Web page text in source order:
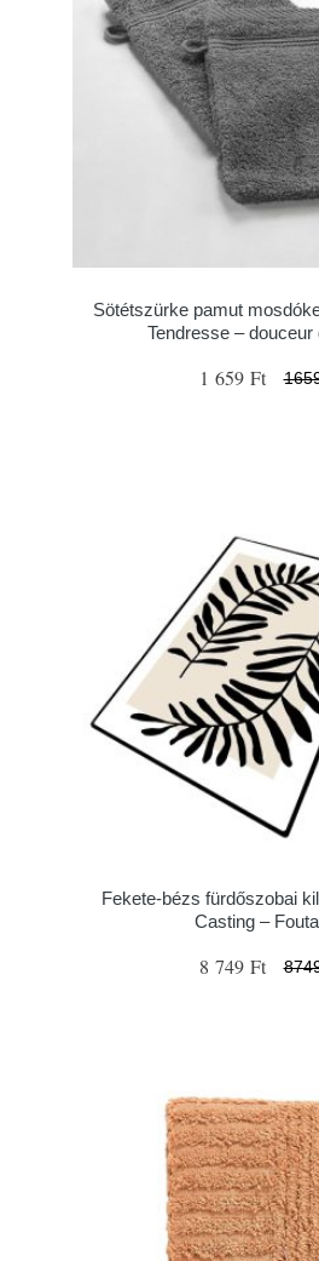
Sötétszürke pamut
Tendresse – douceur
1 659 Ft
Fekete-bézs fürdőszobai
Casting –
8 749 Ft